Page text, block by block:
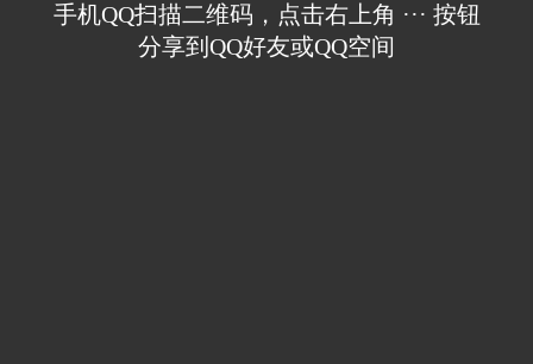
手机QQ扫描二维码，点击右上角 ··· 按钮
分享到QQ好友或QQ空间